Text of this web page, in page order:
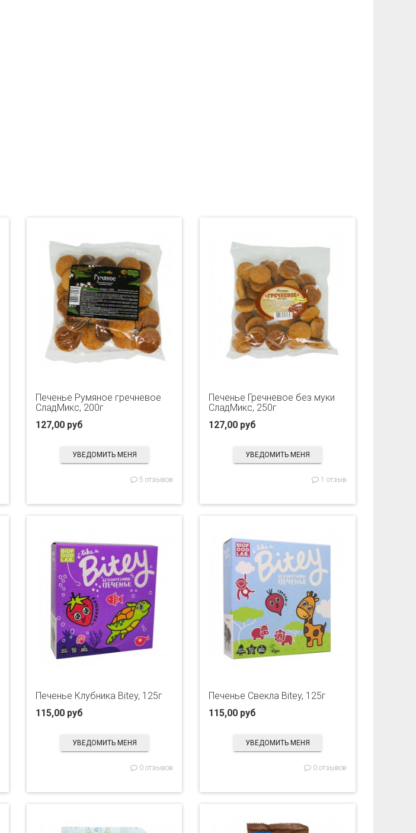
Печенье Румяное гречневое
СладМикс, 200г
127,00 руб
УВЕДОМИТЬ МЕНЯ
5 отзывов
Печенье Гречневое без муки
СладМикс, 250г
127,00 руб
УВЕДОМИТЬ МЕНЯ
1 отзыв
Печенье Клубника Bitey, 125г
115,00 руб
УВЕДОМИТЬ МЕНЯ
0 отзывов
Печенье Свекла Bitey, 125г
115,00 руб
УВЕДОМИТЬ МЕНЯ
0 отзывов